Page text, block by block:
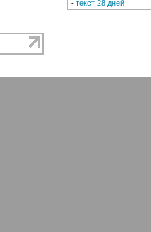
- текст 28 дней